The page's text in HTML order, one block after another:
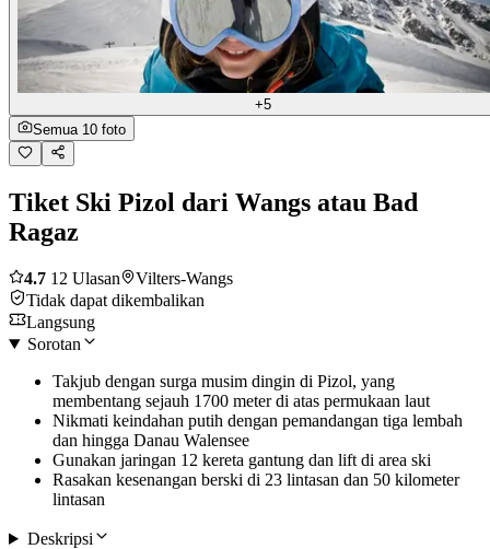
+5
Semua 10 foto
Tiket Ski Pizol dari Wangs atau Bad
Ragaz
4.7 12 Ulasan
Vilters-Wangs
Tidak dapat dikembalikan
Langsung
Sorotan
Takjub dengan surga musim dingin di Pizol, yang
membentang sejauh 1700 meter di atas permukaan laut
Nikmati keindahan putih dengan pemandangan tiga lembah
dan hingga Danau Walensee
Gunakan jaringan 12 kereta gantung dan lift di area ski
Rasakan kesenangan berski di 23 lintasan dan 50 kilometer
lintasan
Deskripsi